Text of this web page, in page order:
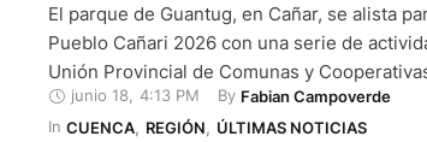
El parque de Guantug, en Cañar, se alista
Pueblo Cañari 2026 con una serie de
Unión Provincial de Comunas y
denominado a la agenda cultural de este año
vivirá del viernes 19 al domingo 21 de …
junio 18 4:13 PM By Fabian Campoverde
In CUENCA, REGIÓN, ÚLTIMAS NOTICIAS